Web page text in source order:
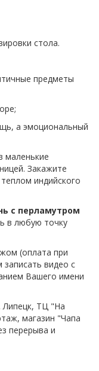
стола.
предметы
а эмоциональный
маленькие
Закажите
индийского
с перламутром
в любую точку
(оплата при
видео с
Вашего имени
Липецк, ТЦ "На
магазин "Чапа
перерыва и